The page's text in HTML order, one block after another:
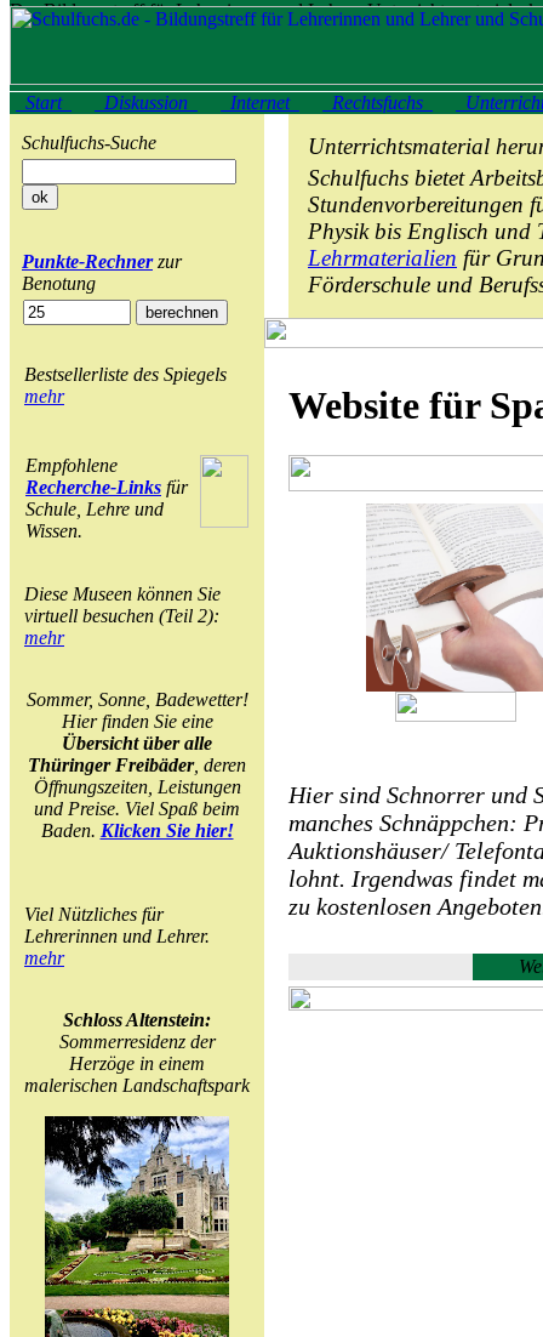
Start Diskussion Internet Rechtsfuchs
Schulfuchs-Suche
Punkte-Rechnerzur
Benotung
Bestsellerliste des Spiegels
mehr
Empfohlene
Recherche-Links für
Schule, Lehre und
Wissen.
Diese Museen können Sie
virtuell besuchen (Teil 2):
mehr
Sommer, Sonne, Badewetter!
Hier finden Sie eine
Übersicht über alle
Thüringer Freibäder, deren
Öffnungszeiten, Leistungen
und Preise. Viel Spaß beim
Baden. Klicken Sie hier!
Viel Nützliches für
Lehrerinnen und Lehrer.
mehr
Schloss Altenstein:
Sommerresidenz der
Herzöge in einem
malerischen Landschaftspark
Unterrichtsmaterial
Schulfuchs bietet
Stundenvorbereitungen
Physik bis Englisch und
Lehrmaterialien für
Förderschule und
Website für
Hier sind Schnorrer und
manches Schnäppchen:
Auktionshäuser/
lohnt. Irgendwas findet
zu kostenlosen